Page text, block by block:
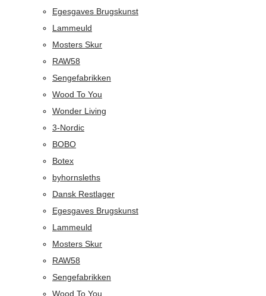
Egesgaves Brugskunst
Lammeuld
Mosters Skur
RAW58
Sengefabrikken
Wood To You
Wonder Living
3-Nordic
BOBO
Botex
byhornsleths
Dansk Restlager
Egesgaves Brugskunst
Lammeuld
Mosters Skur
RAW58
Sengefabrikken
Wood To You